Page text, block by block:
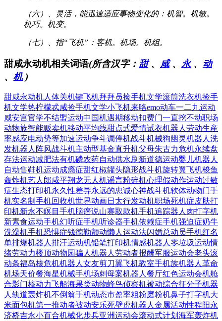
（六）、灵活，能迅速适应事物变化的：机智。机敏。
机巧。机变。
（七）、指“飞机”：客机。机场。机组。
甜咸永动机相关词语(所含汉字： 甜、 咸、 永、 动
、 机)
甜咸永动机人体关机键飞机拜拜员捡手机文学滚筒洗衣机捡手
机文学热柠檬忒咸捡手机文学小飞机来咯emo动车一二九运动
咸安宫官学不结盟运动中国机遇期移动扣费门一直挖不动职场
动物族智能贩卖机移动平均线甜点式爱情试衣机器人 劳动生産
率感应电动势等加速运动争斗调停机战斗机械狗幽灵机器人 洗
发机器人 阵风战斗机主动型基金直升机父母朱古力危机永续盘
存法运动减肥法有机磷农药自动供水刷 新道德运动婴儿机器人
自动售鞋机运动成瘾症甜红椒罐头隐形战斗机旋转翼飞机梭鱼
轰炸机艺人郎咸平翔龙无人机谣言粉碎机心理假动作运动过敏
症生态打印机永久性差异永远的忠诚心神战斗机软体动物门手
机实名制 手机回收机世界动画日 太行发动机职场死机症皮肤打
印机新永不瞑目 手机脑癌说山寨取款机手机追踪器 人肉打字机
新素食运动手机幻听症手机听诊器手机依赖症手机强迫症奶牛
洗澡机手机恐惧症钱德勒颤动懒人运动法闪婚总动员手机红名
单排爆机器人 排汗运动机铅笔打印机情感机器人 零垃圾运动情
绪劳动力楼顶动物园骗人机器人 劳动者报酬军服运动会老头滚
动条福岛核危机机器人女友剪刀翼飞机教室手机族机器人革命
机场天价餐海星机械手机场刺母案机器人餐厅红色运动会机舱
合影门核动力飞船海果类动物蜂鸟侦察机被动综合征分子机器
人 轨道轰炸机不倒翁手机动态市盈率粗粉磨粉机鼻子打字机大
米面包机第一推动者被动安乐死壁虎机器人 金属活动性程阳永
济桥吉永小百合机械化步兵亚洲运动会滚动式计划 海军轰炸机